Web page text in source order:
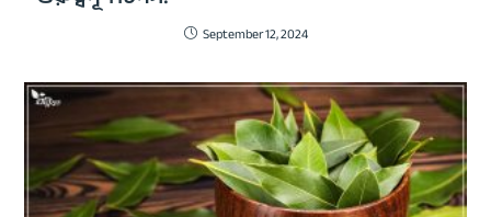
September 12, 2024